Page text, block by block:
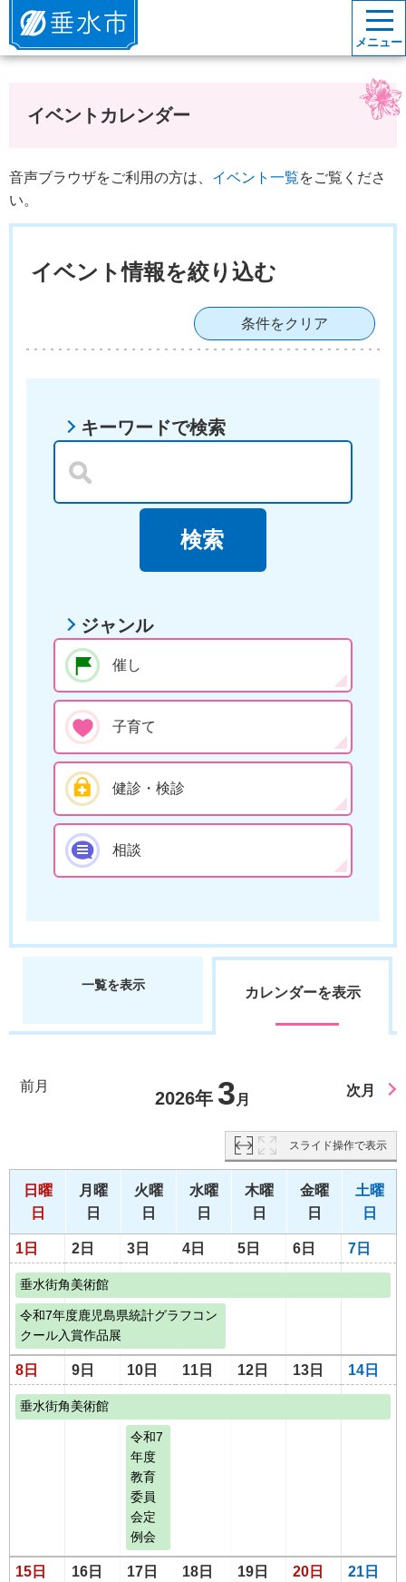
垂水市
メニュー
イベントカレンダー
音声ブラウザをご利用の方は、 イベント一覧をご覧くださ
い。
イベント情報を絞り込む
条件をクリア
キーワードで検索
ジャンル
催し
子育て
健診・検診
相談
一覧を表示 カレンダーを表示
前月
2026年 3 月
次月
スライド操作で表示
日曜
日
月曜
日
火曜
日
水曜
日
木曜
日
金曜
日
土曜
日
1日 2日 3日 4日 5日 6日 7日
垂水街角美術館
令和7年度鹿児島県統計グラフコン
クール入賞作品展
8日 9日 10日 11日 12日 13日 14日
垂水街角美術館
令和7
年度
教育
委員
会定
例会
15日 16日 17日 18日 19日 20日 21日